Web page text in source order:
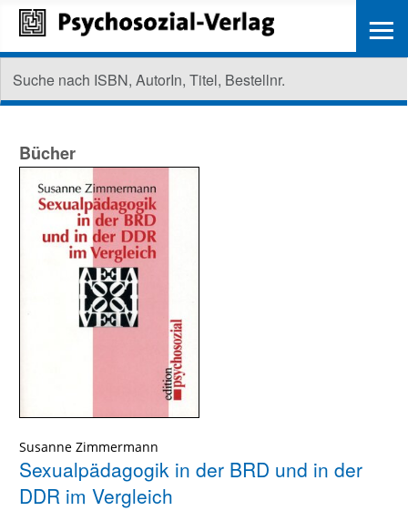
Bücher
Susanne Zimmermann
Sexualpädagogik in der BRD und in der
DDR im Vergleich
≡